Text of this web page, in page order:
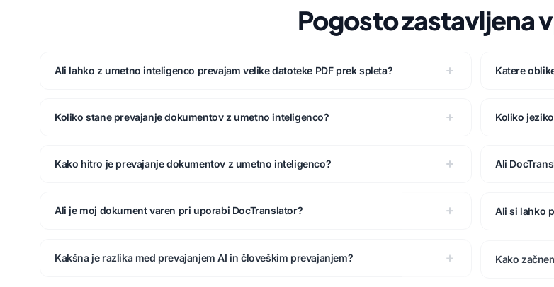
Pogosto zastavljena
Ali lahko z umetno inteligenco prevajam velike datoteke PDF prek spleta? Katere
Koliko stane prevajanje dokumentov z umetno inteligenco? Koliko
Kako hitro je prevajanje dokumentov z umetno inteligenco? Ali
Ali je moj dokument varen pri uporabi DocTranslator? Ali si lahko
Kakšna je razlika med prevajanjem AI in človeškim prevajanjem? Kako